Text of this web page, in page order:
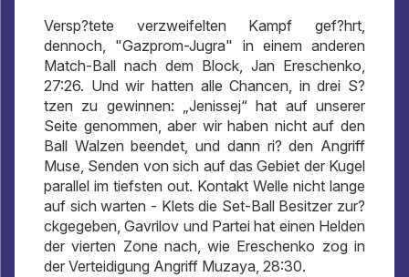
Versp?tete verzweifelten Kampf gef?hrt,
dennoch, "Gazprom-Jugra" in einem anderen
Match-Ball nach dem Block, Jan Ereschenko,
27:26. Und wir hatten alle Chancen, in drei S?
tzen zu gewinnen: „Jenissej“ hat auf unserer
Seite genommen, aber wir haben nicht auf den
Ball Walzen beendet, und dann ri? den Angriff
Muse, Senden von sich auf das Gebiet der Kugel
parallel im tiefsten out. Kontakt Welle nicht lange
auf sich warten - Klets die Set-Ball Besitzer zur?
ckgegeben, Gavrilov und Partei hat einen Helden
der vierten Zone nach, wie Ereschenko zog in
der Verteidigung Angriff Muzaya, 28:30.